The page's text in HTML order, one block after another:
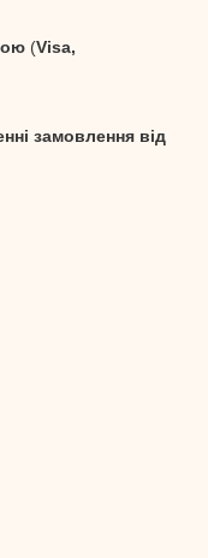
(Visa,
замовлення від